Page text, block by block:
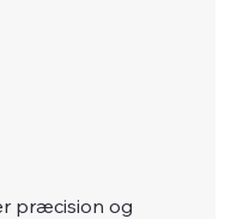
præcision og